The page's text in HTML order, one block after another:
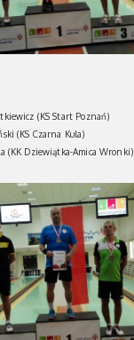
(KS Start Poznań)
(KS Czarna Kula)
(KK Dziewiątka-Amica Wronki)